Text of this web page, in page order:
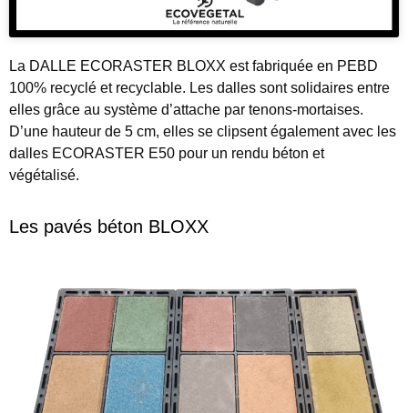
La DALLE ECORASTER BLOXX est fabriquée en PEBD
100% recyclé et recyclable. Les dalles sont solidaires entre
elles grâce au système d’attache par tenons-mortaises.
D’une hauteur de 5 cm, elles se clipsent également avec les
dalles ECORASTER E50 pour un rendu béton et
végétalisé.
Les pavés béton BLOXX